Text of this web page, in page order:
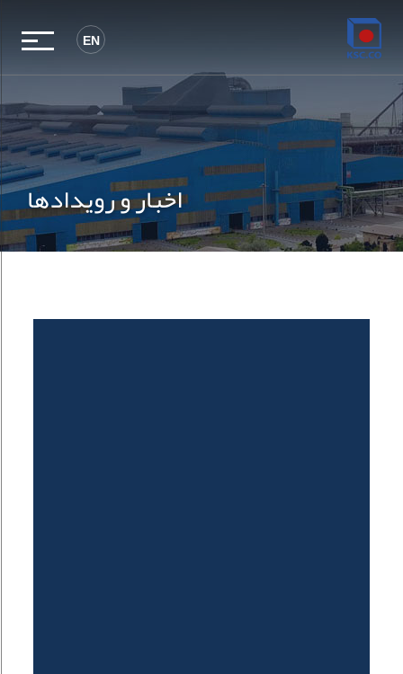
EN
اخبار و رویدادها